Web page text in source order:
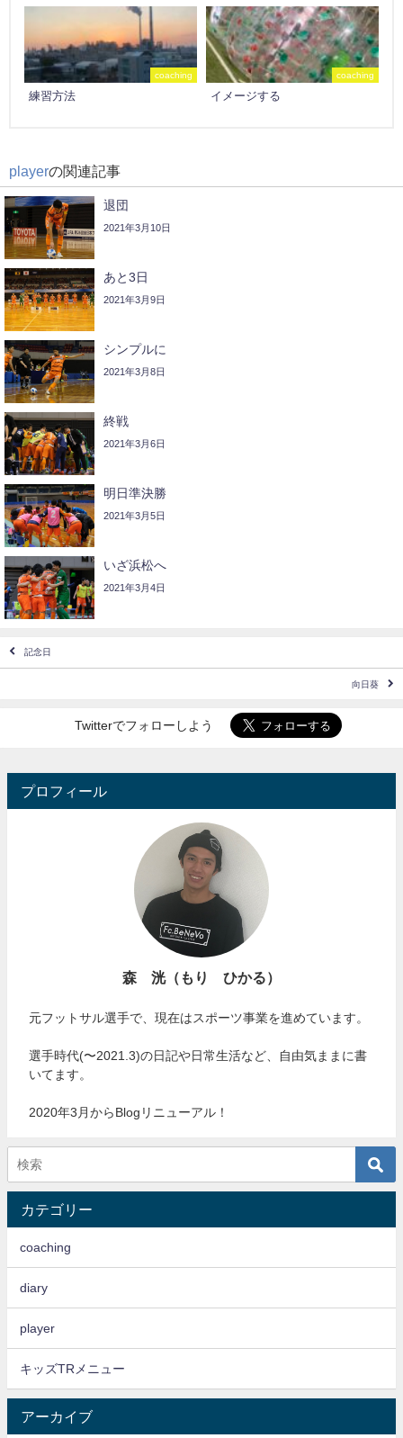
coaching
練習方法
coaching
イメージする
playerの関連記事
退団
2021年3月10日
あと3日
2021年3月9日
シンプルに
2021年3月8日
終戦
2021年3月6日
明日準決勝
2021年3月5日
いざ浜松へ
2021年3月4日
記念日
向日葵
Twitterでフォローしよう
プロフィール
森 洸（もり ひかる）
元フットサル選手で、現在はスポーツ事業を進めています。
選手時代(〜2021.3)の日記や日常生活など、自由気ままに書
いてます。
2020年3月からBlogリニューアル！
カテゴリー
coaching
diary
player
キッズTRメニュー
アーカイブ